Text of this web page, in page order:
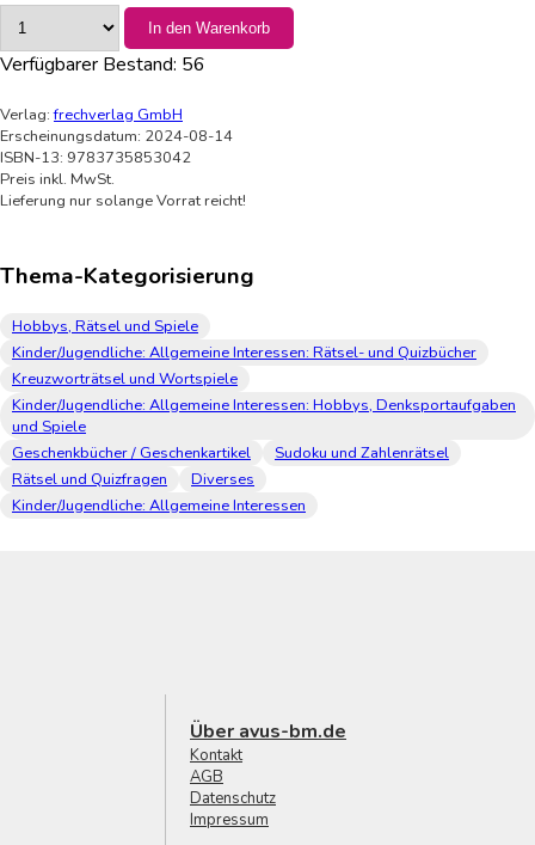
In den Warenkorb
Verfügbarer Bestand: 56
Verlag:frechverlag GmbH
Erscheinungsdatum: 2024-08-14
ISBN-13: 9783735853042
Preis inkl. MwSt.
Lieferung nur solange Vorrat reicht!
Thema-Kategorisierung
Hobbys, Rätsel und Spiele
Kinder/Jugendliche: Allgemeine Interessen: Rätsel- und Quizbücher
Kreuzworträtsel und Wortspiele
Kinder/Jugendliche: Allgemeine Interessen: Hobbys, Denksportaufgaben
und Spiele
Geschenkbücher / Geschenkartikel
Sudoku und Zahlenrätsel
Rätsel und Quizfragen
Diverses
Kinder/Jugendliche: Allgemeine Interessen
Über avus-bm.de
Kontakt
AGB
Datenschutz
Impressum